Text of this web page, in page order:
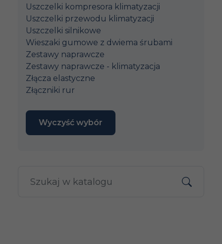
Uszczelki kompresora klimatyzacji
Uszczelki przewodu klimatyzacji
Uszczelki silnikowe
Wieszaki gumowe z dwiema śrubami
Zestawy naprawcze
Zestawy naprawcze - klimatyzacja
Złącza elastyczne
Złączniki rur
Wyczyść wybór